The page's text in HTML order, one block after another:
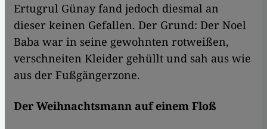
Ertugrul Günay fand jedoch diesmal an
dieser keinen Gefallen. Der Grund: Der Noel
Baba war in seine gewohnten rotweißen,
verschneiten Kleider gehüllt und sah aus wie
aus der Fußgängerzone.
Der Weihnachtsmann auf einem Floß